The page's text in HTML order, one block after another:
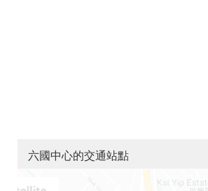
六國中心的交通站點